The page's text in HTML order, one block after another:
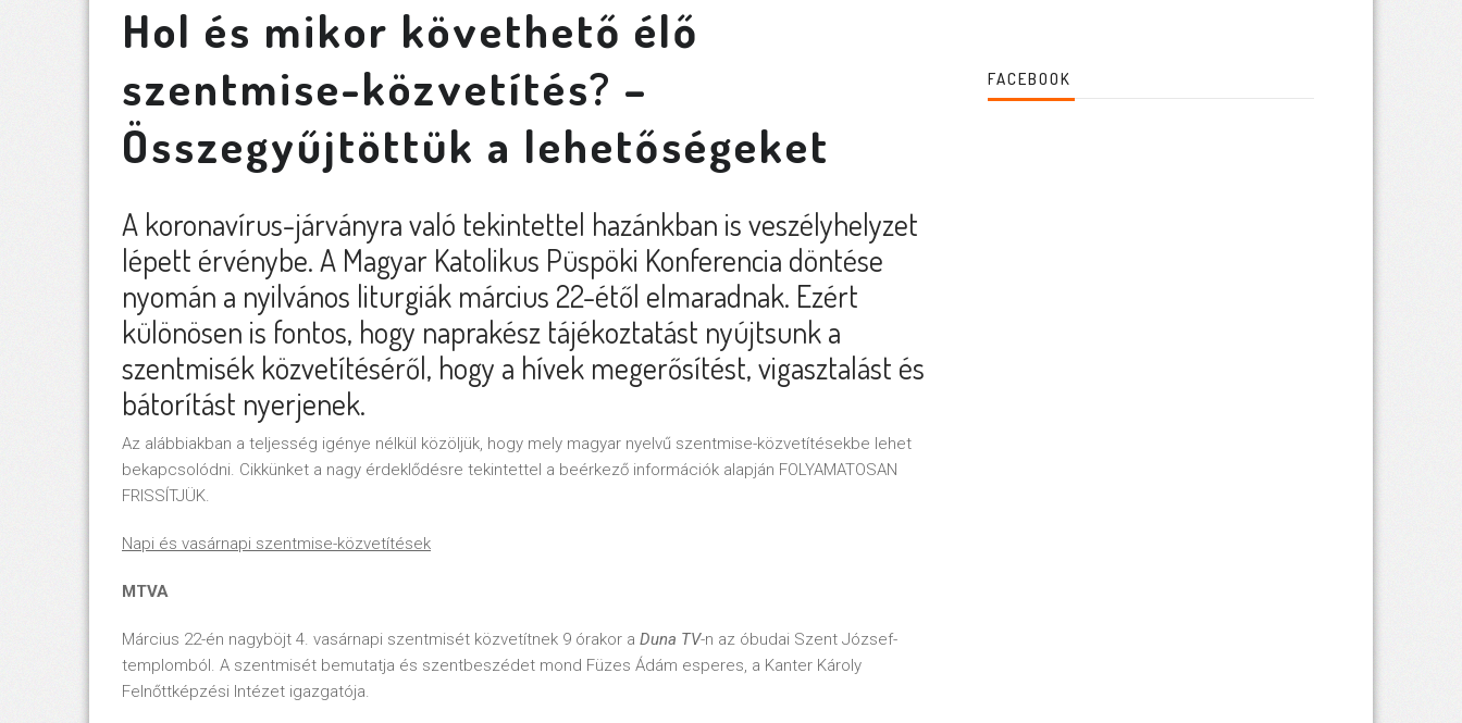
Hol és mikor követhető élő
szentmise-közvetítés? –
Összegyűjtöttük a lehetőségeket
A koronavírus-járványra való tekintettel hazánkban is veszélyhelyzet
lépett érvénybe. A Magyar Katolikus Püspöki Konferencia döntése
nyomán a nyilvános liturgiák március 22-étől elmaradnak. Ezért
különösen is fontos, hogy naprakész tájékoztatást nyújtsunk a
szentmisék közvetítéséről, hogy a hívek megerősítést, vigasztalást és
bátorítást nyerjenek.
Az alábbiakban a teljesség igénye nélkül közöljük, hogy mely magyar nyelvű szentmise-közvetítésekbe lehet
bekapcsolódni. Cikkünket a nagy érdeklődésre tekintettel a beérkező információk alapján FOLYAMATOSAN
FRISSÍTJÜK.
Napi és vasárnapi szentmise-közvetítések
MTVA
Március 22-én nagyböjt 4. vasárnapi szentmisét közvetítnek 9 órakor a Duna TV-n az óbudai Szent József-
templomból. A szentmisét bemutatja és szentbeszédet mond Füzes Ádám esperes, a Kanter Károly
Felnőttképzési Intézet igazgatója.
FACEBOOK